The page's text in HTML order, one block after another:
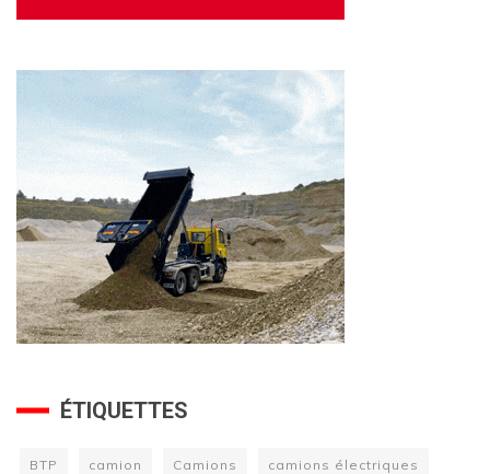
ÉTIQUETTES
BTP camion Camions camions électriques